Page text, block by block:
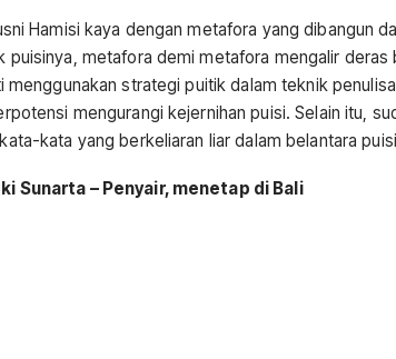
Hamisi kaya dengan metafora yang dibangun
puisinya, metafora demi metafora mengalir deras
menggunakan strategi puitik dalam teknik
mengurangi kejernihan puisi. Selain itu,
kata yang berkeliaran liar dalam belantara
Sunarta – Penyair, menetap di Bali